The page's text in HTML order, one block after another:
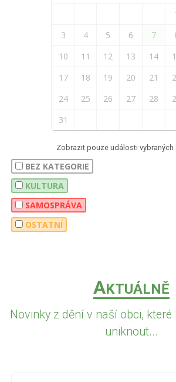
3
4 5 6 7
10
11 12 13 14
17
18 19 20 21
24
25 26 27 28
31
Zobrazit pouze události vybraných
BEZ KATEGORIE
KULTURA
SAMOSPRÁVA
OSTATNÍ
AKTUÁLNĚ
Novinky z dění v naší obci,
uniknout...